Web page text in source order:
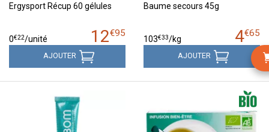
Ergysport Récup 60 gélules
12€95
0€22/unité
AJOUTER
Baume secours 45g
4€65
103€33/kg
AJOUTER